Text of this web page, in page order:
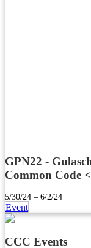
GPN22 -
Common Code
5/30/24 – 6/2/24
Event
CCC Events